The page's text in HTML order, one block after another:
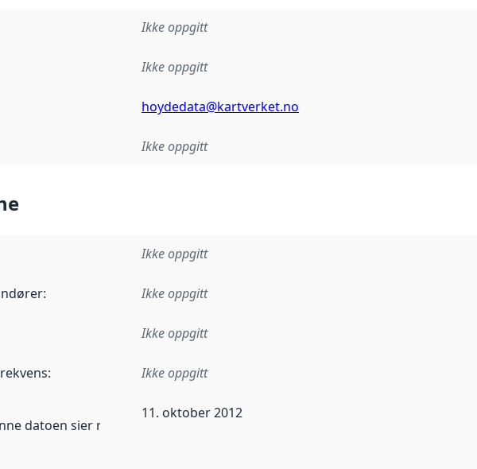
Ikke oppgitt
Ikke oppgitt
hoydedata@kartverket.no
Ikke oppgitt
Ikke oppgitt
: Ikke oppgitt
Ikke oppgitt
: Ikke oppgitt
datoen sier når dataene i dette datasettet første gang ble utgitt. Det kan
11. oktober 2012